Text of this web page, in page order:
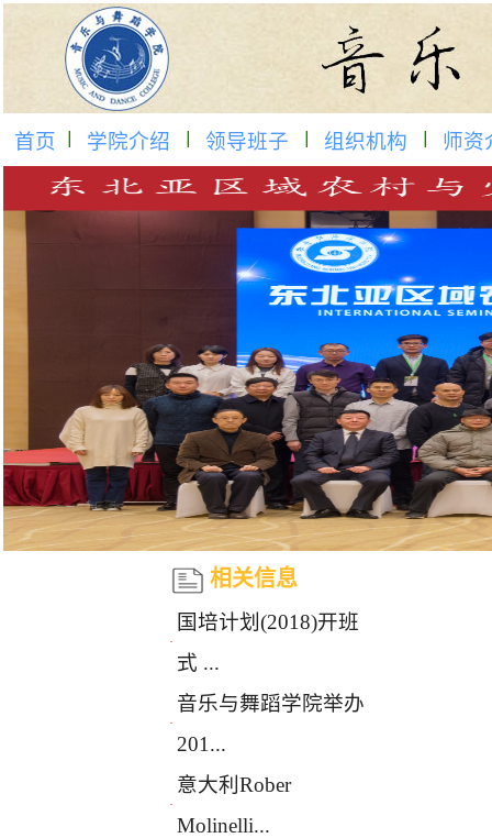
首页 学院介绍 领导班子 组织机构 师
相关信息
·
国培计划(2018)开班
式 ...
·
音乐与舞蹈学院举办
201...
·
意大利Rober
Molinelli...